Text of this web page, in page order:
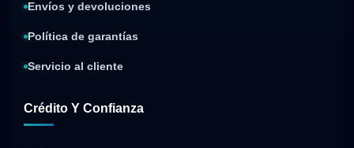
Envíos y devoluciones
Política de garantías
Servicio al cliente
Crédito Y Confianza